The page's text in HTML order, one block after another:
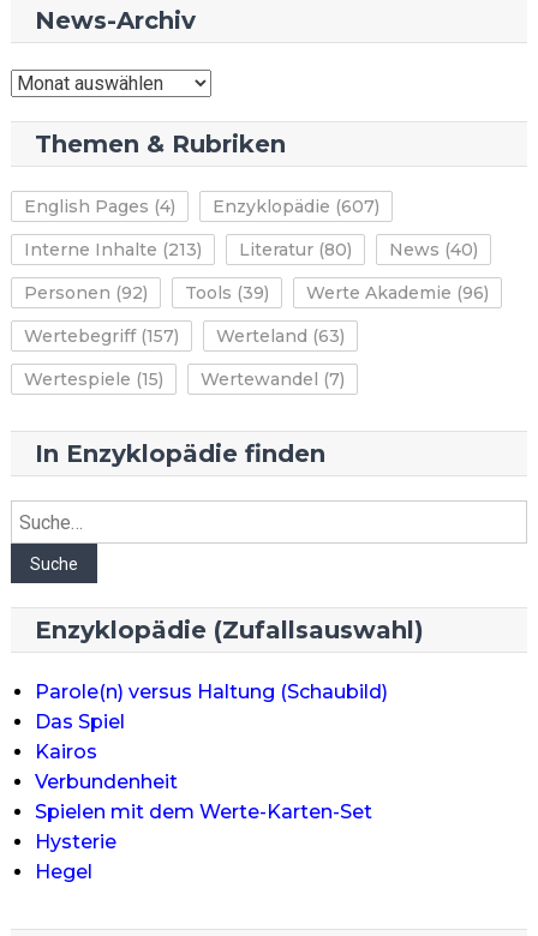
News-Archiv
News-
Themen & Rubriken
English Pages (4) Enzyklopädie (607)
Interne Inhalte (213) Literatur(80) News (40)
Personen (92) Tools (39) Werte Akademie (96)
Wertebegriff(157) Werteland (63)
Wertespiele (15) Wertewandel (7)
In Enzyklopädie finden
Suche
Suche
Enzyklopädie (Zufallsauswahl)
Parole(n) versus Haltung (Schaubild)
Das Spiel
Kairos
Verbundenheit
Spielen mit dem Werte-Karten-Set
Hysterie
Hegel